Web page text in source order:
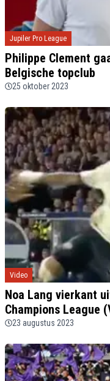
Jupiler Pro League
Philippe Clement
Belgische topclub
25 oktober 2023
Video
Noa Lang vierkant
Champions League
23 augustus 2023